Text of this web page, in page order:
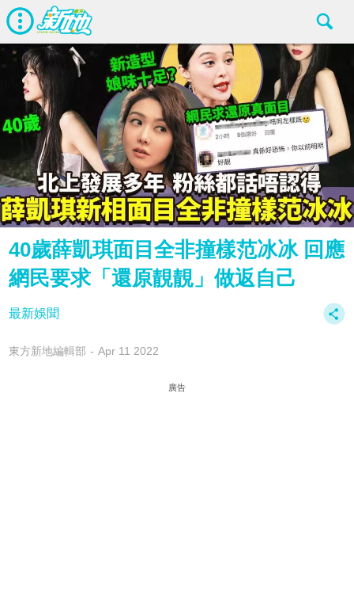
40歲薛凱琪面目全非撞樣范冰冰 回應
網民要求「還原靚靚」做返自己
最新娛聞
東方新地編輯部 Apr 11 2022
廣告